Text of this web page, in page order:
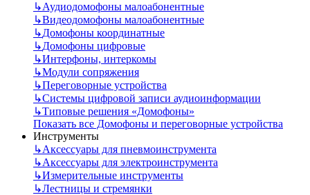
↳Аудиодомофоны малоабонентные
↳Видеодомофоны малоабонентные
↳Домофоны координатные
↳Домофоны цифровые
↳Интерфоны, интеркомы
↳Модули сопряжения
↳Переговорные устройства
↳Системы цифровой записи аудиоинформации
↳Типовые решения «Домофоны»
Показать все Домофоны и переговорные устройства
Инструменты
↳Аксессуары для пневмоинструмента
↳Аксессуары для электроинструмента
↳Измерительные инструменты
↳Лестницы и стремянки